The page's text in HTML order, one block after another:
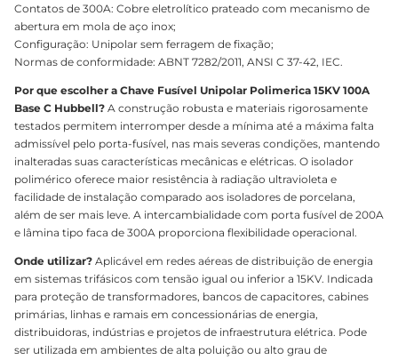
Contatos de 300A: Cobre eletrolítico prateado com mecanismo de
abertura em mola de aço inox;
Configuração: Unipolar sem ferragem de fixação;
Normas de conformidade: ABNT 7282/2011, ANSI C 37-42, IEC.
Por que escolher a Chave Fusível Unipolar Polimerica 15KV 100A
Base C Hubbell? A construção robusta e materiais rigorosamente
testados permitem interromper desde a mínima até a máxima falta
admissível pelo porta-fusível, nas mais severas condições, mantendo
inalteradas suas características mecânicas e elétricas. O isolador
polimérico oferece maior resistência à radiação ultravioleta e
facilidade de instalação comparado aos isoladores de porcelana,
além de ser mais leve. A intercambialidade com porta fusível de 200A
e lâmina tipo faca de 300A proporciona flexibilidade operacional.
Onde utilizar? Aplicável em redes aéreas de distribuição de energia
em sistemas trifásicos com tensão igual ou inferior a 15KV. Indicada
para proteção de transformadores, bancos de capacitores, cabines
primárias, linhas e ramais em concessionárias de energia,
distribuidoras, indústrias e projetos de infraestrutura elétrica. Pode
ser utilizada em ambientes de alta poluição ou alto grau de